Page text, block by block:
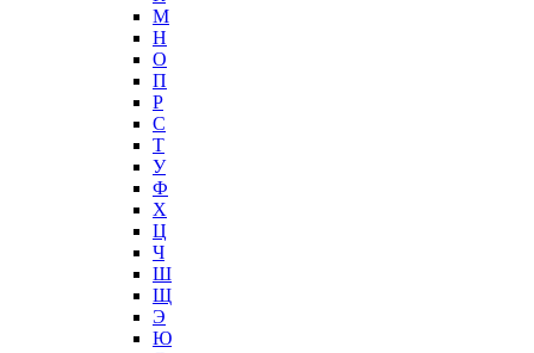
М
Н
О
П
Р
С
Т
У
Ф
Х
Ц
Ч
Ш
Щ
Э
Ю